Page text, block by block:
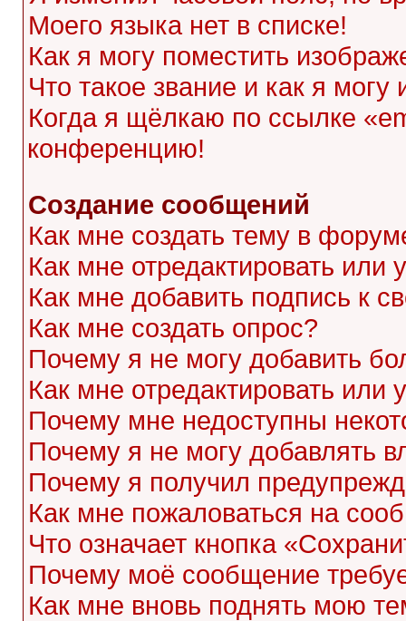
Моего языка нет в списке!
Как я могу поместить
Что такое звание и как я могу
Когда я щёлкаю по ссылке
конференцию!
Создание сообщений
Как мне создать тему в
Как мне отредактировать или
Как мне добавить подпись к
Как мне создать опрос?
Почему я не могу добавить
Как мне отредактировать или
Почему мне недоступны
Почему я не могу добавлять
Почему я получил
Как мне пожаловаться на
Что означает кнопка
Почему моё сообщение
Как мне вновь поднять мою